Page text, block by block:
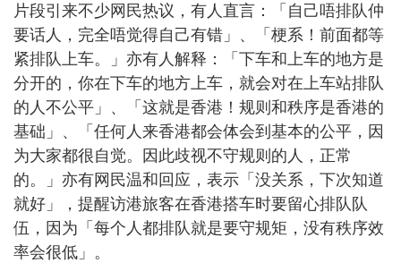
片段引来不少网民热议，有人直言：「自己唔排队仲
要话人，完全唔觉得自己有错」、「梗系！前面都等
紧排队上车。」亦有人解释：「下车和上车的地方是
分开的，你在下车的地方上车，就会对在上车站排队
的人不公平」、「这就是香港！规则和秩序是香港的
基础」、「任何人来香港都会体会到基本的公平，因
为大家都很自觉。因此歧视不守规则的人，正常
的。」亦有网民温和回应，表示「没关系，下次知道
就好」，提醒访港旅客在香港搭车时要留心排队队
伍，因为「每个人都排队就是要守规矩，没有秩序效
率会很低」。